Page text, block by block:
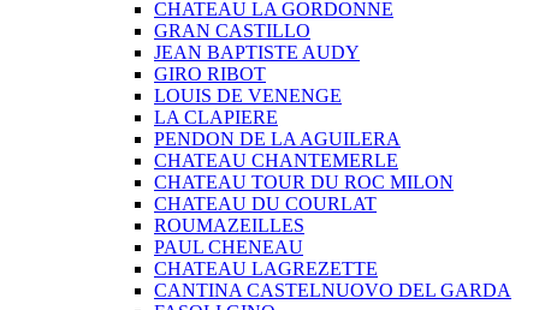
CHATEAU LA GORDONNE
GRAN CASTILLO
JEAN BAPTISTE AUDY
GIRO RIBOT
LOUIS DE VENENGE
LA CLAPIERE
PENDON DE LA AGUILERA
CHATEAU CHANTEMERLE
CHATEAU TOUR DU ROC MILON
CHATEAU DU COURLAT
ROUMAZEILLES
PAUL CHENEAU
CHATEAU LAGREZETTE
CANTINA CASTELNUOVO DEL GARDA